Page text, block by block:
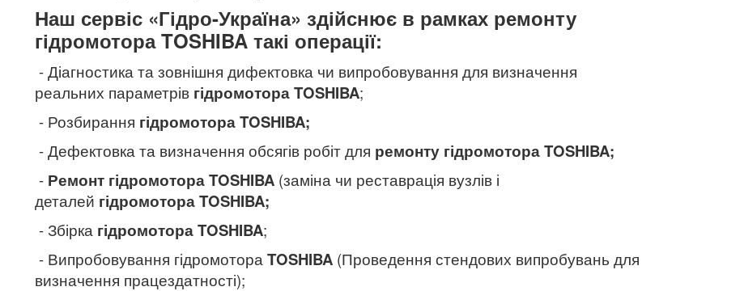
Наш сервіс «Гідро-Україна» здійснює в рамках ремонту
гідромотора TOSHIBA такі операції:
- Діагностика та зовнішня дифектовка чи випробовування для визначення
реальних параметрів гідромотора TOSHIBA;
- Розбирання гідромотора TOSHIBA;
- Дефектовка та визначення обсягів робіт для ремонту гідромотора TOSHIBA;
- Ремонт гідромотора TOSHIBA (заміна чи реставрація вузлів і
деталей гідромотора TOSHIBA;
- Збірка гідромотора TOSHIBA;
- Випробовування гідромотора TOSHIBA(Проведення стендових випробувань для
визначення працездатності);